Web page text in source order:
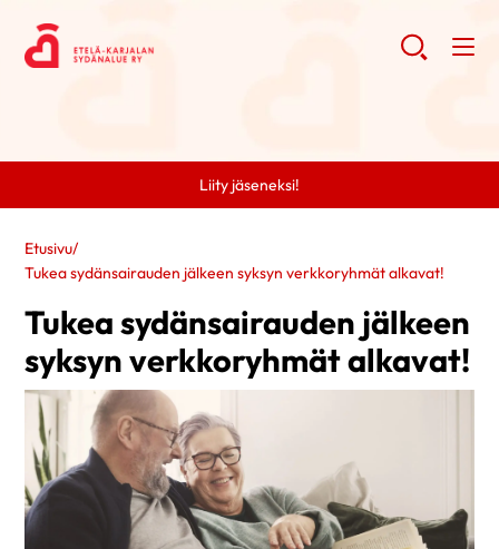
Liity jäseneksi!
Etusivu/
Tukea sydänsairauden jälkeen syksyn verkkoryhmät alkavat!
Tukea sydänsairauden jälkeen
syksyn verkkoryhmät alkavat!